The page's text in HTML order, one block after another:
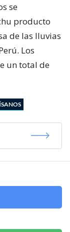
se
producto
de las lluvias
Los
un total de